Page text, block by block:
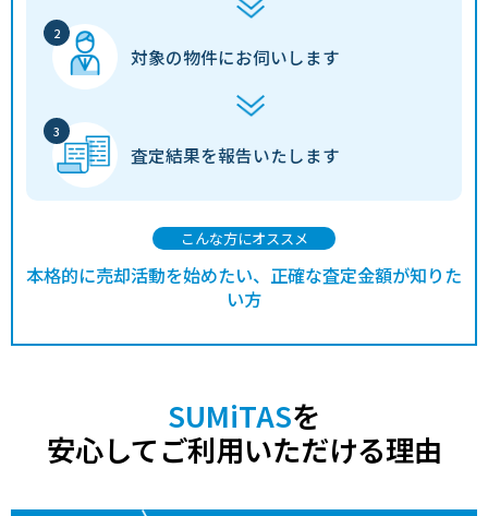
対象の物件にお伺いします
査定結果を報告いたします
こんな方にオススメ
本格的に売却活動を始めたい、正確な査定金額が知りた
い方
SUMiTASを
安心してご利用いただける理由